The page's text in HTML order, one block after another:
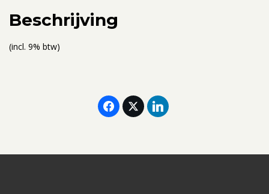
Beschrijving
(incl. 9% btw)